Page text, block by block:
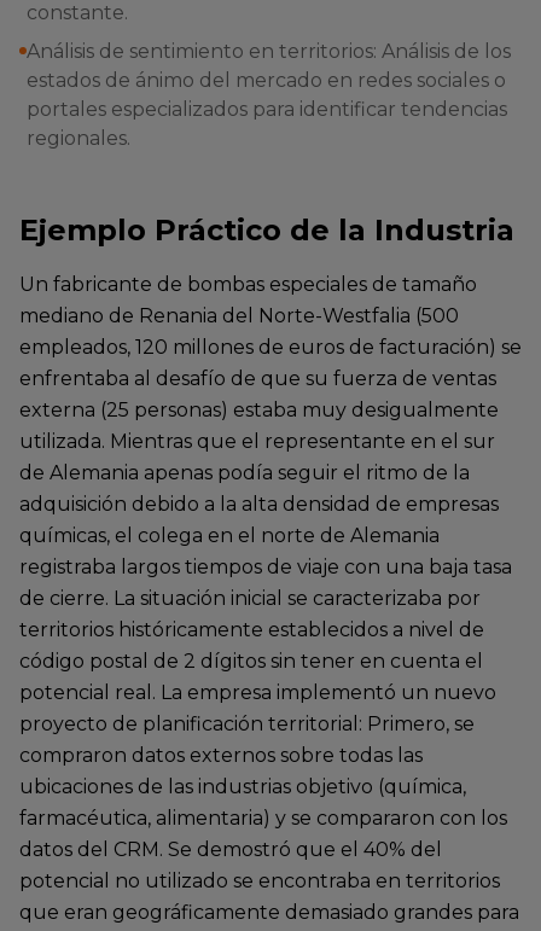
constante.
Análisis de sentimiento en territorios: Análisis de los
estados de ánimo del mercado en redes sociales o
portales especializados para identificar tendencias
regionales.
Ejemplo Práctico de la Industria
Un fabricante de bombas especiales de tamaño
mediano de Renania del Norte-Westfalia (500
empleados, 120 millones de euros de facturación) se
enfrentaba al desafío de que su fuerza de ventas
externa (25 personas) estaba muy desigualmente
utilizada. Mientras que el representante en el sur
de Alemania apenas podía seguir el ritmo de la
adquisición debido a la alta densidad de empresas
químicas, el colega en el norte de Alemania
registraba largos tiempos de viaje con una baja tasa
de cierre. La situación inicial se caracterizaba por
territorios históricamente establecidos a nivel de
código postal de 2 dígitos sin tener en cuenta el
potencial real. La empresa implementó un nuevo
proyecto de planificación territorial: Primero, se
compraron datos externos sobre todas las
ubicaciones de las industrias objetivo (química,
farmacéutica, alimentaria) y se compararon con los
datos del CRM. Se demostró que el 40% del
potencial no utilizado se encontraba en territorios
que eran geográficamente demasiado grandes para